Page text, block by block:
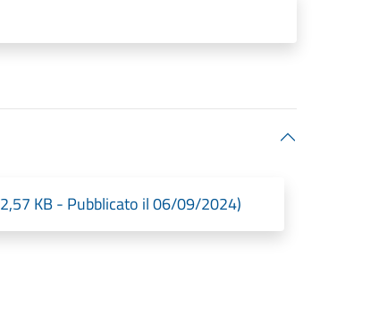
KB - Pubblicato il 06/09/2024)